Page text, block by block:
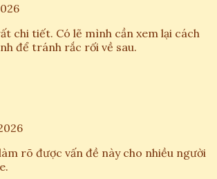
chi tiết. Có lẽ mình cần xem lại cách
để tránh rắc rối về sau.
rõ được vấn đề này cho nhiều người